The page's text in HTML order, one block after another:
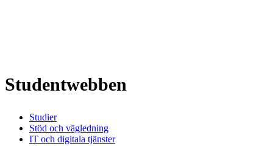
Studentwebben
Studier
Stöd och vägledning
IT och digitala tjänster